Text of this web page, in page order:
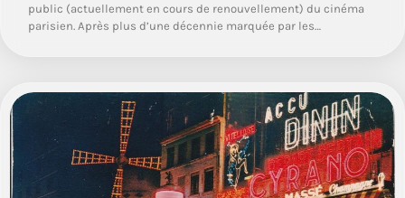
public (actuellement en cours de renouvellement) du cinéma
parisien. Après plus d’une décennie marquée par les…